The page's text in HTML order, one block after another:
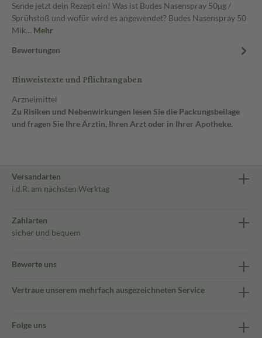
Sende jetzt dein Rezept ein! Was ist Budes Nasenspray 50µg /
Sprühstoß und wofür wird es angewendet? Budes Nasenspray 50
Mik… Mehr
Bewertungen
Hinweistexte und Pflichtangaben
Arzneimittel
Zu Risiken und Nebenwirkungen lesen Sie die Packungsbeilage
und fragen Sie Ihre Ärztin, Ihren Arzt oder in Ihrer Apotheke.
Versandarten
i.d.R. am nächsten Werktag
Zahlarten
sicher und bequem
Bewerte uns
Vertraue unserem mehrfach ausgezeichneten Service
Folge uns